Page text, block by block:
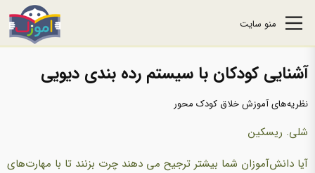
منو سایت
آشنایی کودکان با سیستم رده بندی دیویی
نظریه‌های آموزش خلاق کودک محور
شلی. ریسکین
آیا دانش‌آموزان شما بیشتر ترجیح می دهند چرت بزنند تا با مهارت‌های